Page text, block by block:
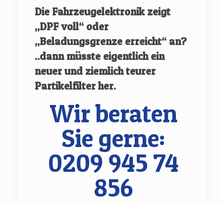
Die Fahrzeugelektronik zeigt
„DPF voll“ oder
„Beladungsgrenze erreicht“ an?
..dann müsste eigentlich ein
neuer und ziemlich teurer
Partikelfilter her.
Wir beraten
Sie gerne:
0209 945 74
856